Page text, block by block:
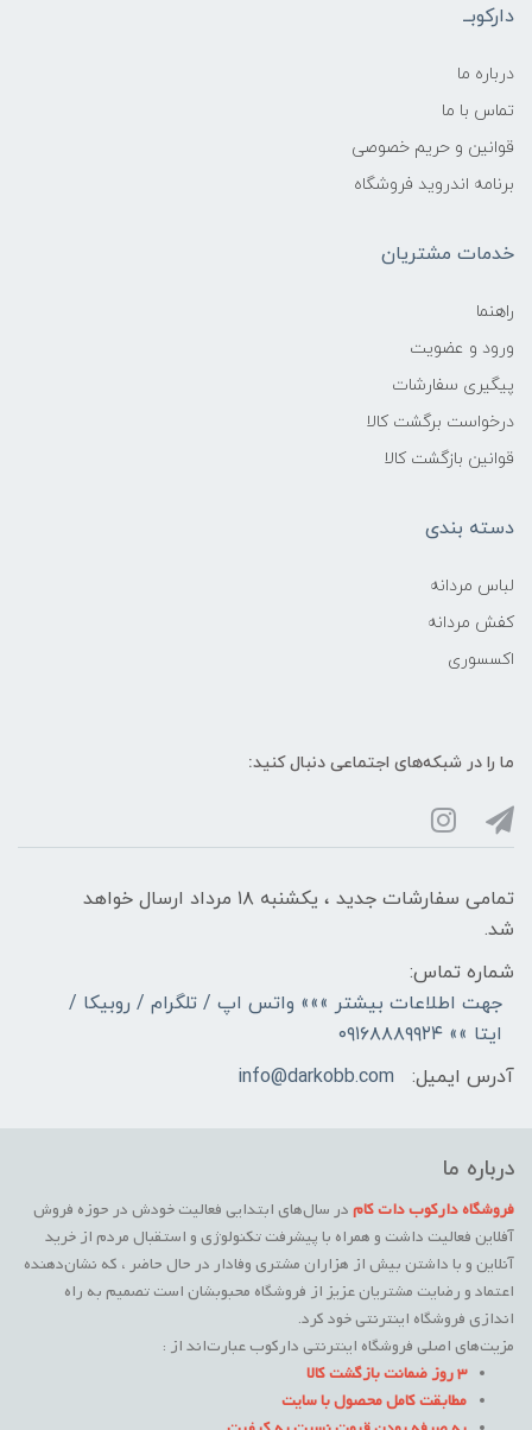
دارکوبــ
درباره ما
تماس با ما
قوانین و حریم خصوصی
برنامه اندروید فروشگاه
خدمات مشتریان
راهنما
ورود و عضویت
پیگیری سفارشات
درخواست برگشت کالا
قوانین بازگشت کالا
دسته بندی
لباس مردانه
کفش مردانه
اکسسوری
ما را در شبکه‌های اجتماعی دنبال کنید:
تمامی سفارشات جدید ، یکشنبه ۱۸ مرداد ارسال خواهد
شد.
شماره تماس:
جهت اطلاعات بیشتر »»» واتس اپ / تلگرام / روبیکا /
ایتا »» ۰۹۱۶۸۸۸۹۹۲۴
آدرس ایمیل:
info@darkobb.com
درباره ما
فروشگاه دارکوب دات کامدر سال‌های ابتدایی فعالیت خودش در حوزه فروش
آفلاین فعالیت داشت و همراه با پیشرفت تکنولوژی و استقبال مردم از خرید
آنلاین و با داشتن بیش از هزاران مشتری وفادار در حال حاضر ، که نشان‌دهنده
اعتماد و رضایت مشتریان عزیز از فروشگاه محبوبشان است تصمیم به راه
اندازی فروشگاه اینترنتی خود کرد.
مزیت‌های اصلی فروشگاه اینترنتی دارکوب عبارت‌اند از :
3 روز ضمانت بازگشت کالا
مطابقت کامل محصول با سایت